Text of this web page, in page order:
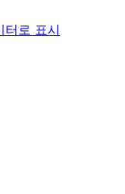
터로 표시